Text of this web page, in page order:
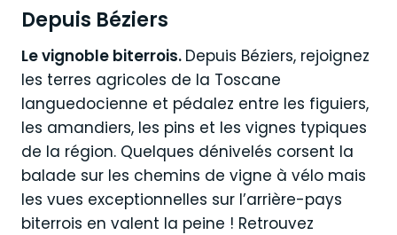
Depuis Béziers
Le vignoble biterrois. Depuis Béziers, rejoignez
les terres agricoles de la Toscane
languedocienne et pédalez entre les figuiers,
les amandiers, les pins et les vignes typiques
de la région. Quelques dénivelés corsent la
balade sur les chemins de vigne à vélo mais
les vues exceptionnelles sur l’arrière-pays
biterrois en valent la peine ! Retrouvez